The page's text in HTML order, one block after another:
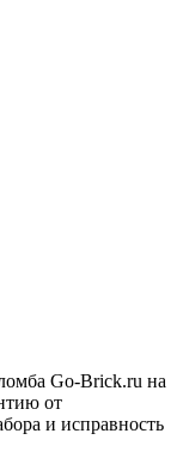
Go-Brick.ru на
от
и исправность